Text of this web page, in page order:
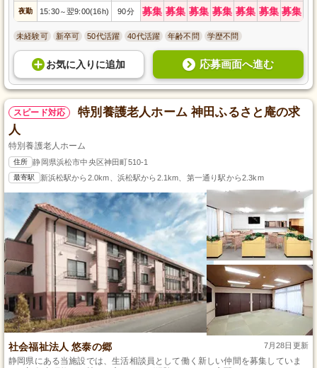
夜勤 15:30～翌9:00(16h) 90分 募集 募集 募集 募集 募集 募集 募集
未経験可 新卒可 50代活躍 40代活躍 年齢不問 学歴不問
お気に入り に追加 応募画面へ進む
スピード対応
特別養護老人ホーム 神田ふるさと庵の求
人
特別養護老人ホーム
住所 静岡県浜松市中央区神田町510-1
最寄駅 新浜松駅から2.0km、浜松駅から2.1km、第一通り駅から2.3km
社会福祉法人 悠泰の郷 7月28日更新
静岡県にある当施設では、生活相談員として働く新しい仲間を募集していま